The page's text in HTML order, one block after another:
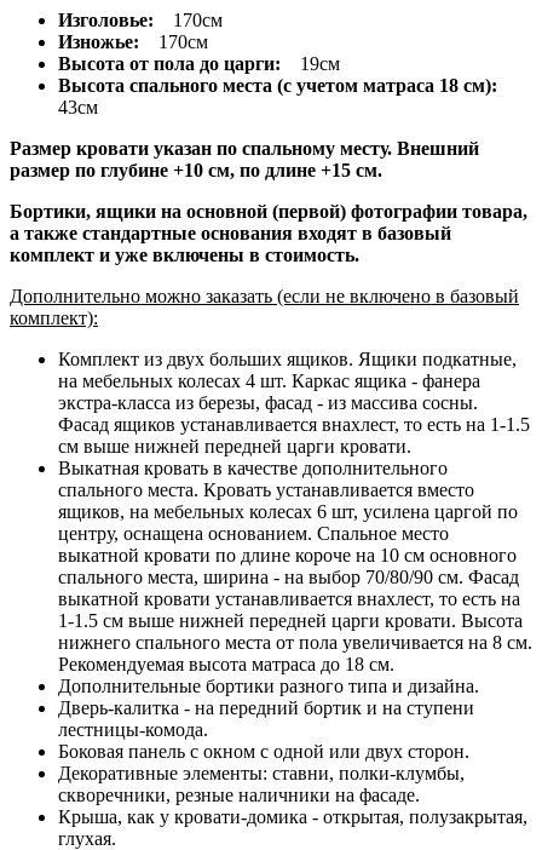
Изголовье:
170см
Изножье: 170см
Высота от пола до царги: 19см
Высота спального места (с учетом матраса 18 см):
43см
Размер кровати указан по спальному месту. Внешний
размер по глубине +10 см, по длине +15 см.
Бортики, ящики на основной (первой) фотографии товара,
а также стандартные основания входят в базовый
комплект и уже включены в стоимость.
Дополнительно можно заказать (если не включено в базовый
комплект):
Комплект из двух больших ящиков. Ящики подкатные,
на мебельных колесах 4 шт. Каркас ящика - фанера
экстра-класса из березы, фасад - из массива сосны.
Фасад ящиков устанавливается внахлест, то есть на 1-1.5
см выше нижней передней царги кровати.
Выкатная кровать в качестве дополнительного
спального места. Кровать устанавливается вместо
ящиков, на мебельных колесах 6 шт, усилена царгой по
центру, оснащена основанием. Спальное место
выкатной кровати по длине короче на 10 см основного
спального места, ширина - на выбор 70/80/90 см. Фасад
выкатной кровати устанавливается внахлест, то есть на
1-1.5 см выше нижней передней царги кровати. Высота
нижнего спального места от пола увеличивается на 8 см.
Рекомендуемая высота матраса до 18 см.
Дополнительные бортики разного типа и дизайна.
Дверь-калитка - на передний бортик и на ступени
лестницы-комода.
Боковая панель с окном с одной или двух сторон.
Декоративные элементы: ставни, полки-клумбы,
скворечники, резные наличники на фасаде.
Крыша, как у кровати-домика - открытая, полузакрытая,
глухая.